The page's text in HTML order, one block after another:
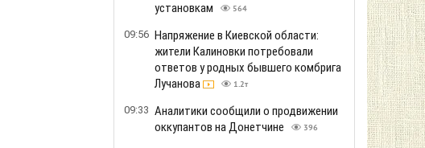
установкам
564
09:56 Напряжение в Киевской области:
жители Калиновки потребовали
ответов у родных бывшего комбрига
Лучанова
1.2т
09:33 Аналитики сообщили о продвижении
оккупантов на Донетчине
396